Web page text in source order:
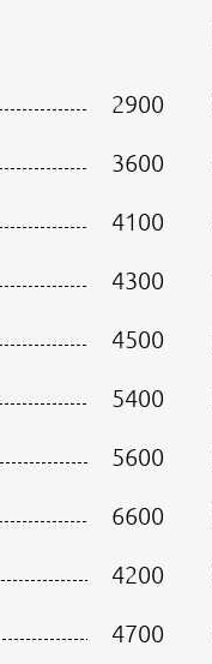
2900
3600
4100
4300
4500
5400
5600
6600
4200
4700